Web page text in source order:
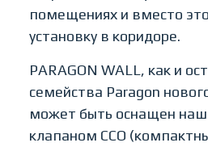
помещениях и вместо
установку в коридоре.
PARAGON WALL, как и
семейства Paragon
может быть оснащен
клапаном CCO